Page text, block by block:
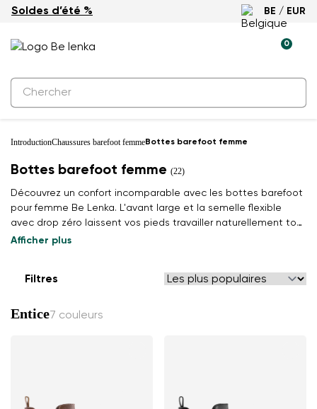
Soldes d’été % BE / EUR
0
IntroductionChaussures barefoot femmeBottes barefoot femme
Bottes barefoot femme (22)
Découvrez un confort incomparable avec les bottes barefoot
pour femme Be Lenka. L'avant large et la semelle flexible
avec drop zéro laissent vos pieds travailler naturellement tout
l'hiver. Avec style à travers la saison froide.
Afficher plus
Filtres
Entice7 couleurs